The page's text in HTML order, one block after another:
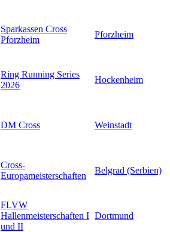
Sparkassen Cross
Pforzheim
Pforzheim
Ring Running Series
2026
Hockenheim
DM Cross Weinstadt
Cross-
Europameisterschaften
Belgrad (Serbien)
FLVW
Hallenmeisterschaften I
und II
Dortmund